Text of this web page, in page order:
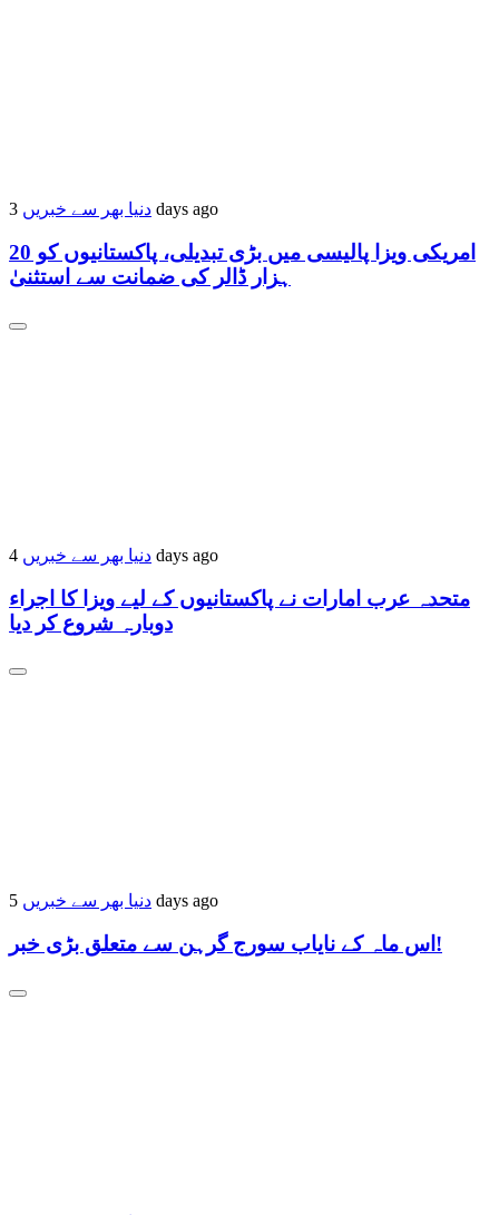
دنیا بھر سے خبریں 3 days ago
امریکی ویزا پالیسی میں بڑی تبدیلی، پاکستانیوں کو 20
ہزار ڈالر کی ضمانت سے استثنیٰ
دنیا بھر سے خبریں 4 days ago
متحدہ عرب امارات نے پاکستانیوں کے لیے ویزا کا اجراء
دوبارہ شروع کر دیا
دنیا بھر سے خبریں 5 days ago
اس ماہ کے نایاب سورج گرہن سے متعلق بڑی خبر!